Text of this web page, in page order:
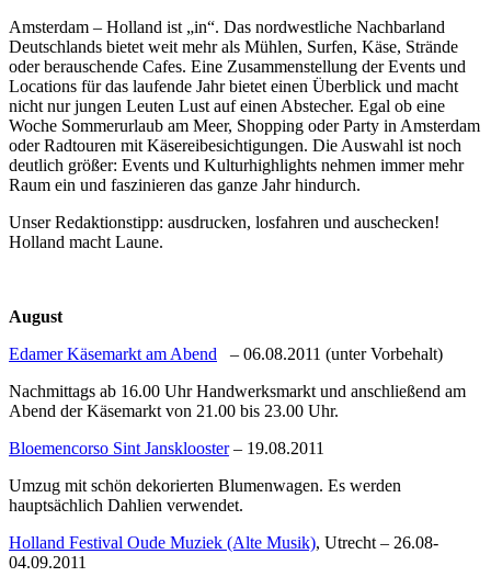
Amsterdam – Holland ist „in“. Das nordwestliche Nachbarland
Deutschlands bietet weit mehr als Mühlen, Surfen, Käse, Strände
oder berauschende Cafes. Eine Zusammenstellung der Events und
Locations für das laufende Jahr bietet einen Überblick und macht
nicht nur jungen Leuten Lust auf einen Abstecher. Egal ob eine
Woche Sommerurlaub am Meer, Shopping oder Party in Amsterdam
oder Radtouren mit Käsereibesichtigungen. Die Auswahl ist noch
deutlich größer: Events und Kulturhighlights nehmen immer mehr
Raum ein und faszinieren das ganze Jahr hindurch.
Unser Redaktionstipp: ausdrucken, losfahren und auschecken!
Holland macht Laune.
August
Edamer Käsemarkt am Abend – 06.08.2011 (unter Vorbehalt)
Nachmittags ab 16.00 Uhr Handwerksmarkt und anschließend am
Abend der Käsemarkt von 21.00 bis 23.00 Uhr.
Bloemencorso Sint Jansklooster– 19.08.2011
Umzug mit schön dekorierten Blumenwagen. Es werden
hauptsächlich Dahlien verwendet.
Holland Festival Oude Muziek (Alte Musik), Utrecht – 26.08-
04.09.2011